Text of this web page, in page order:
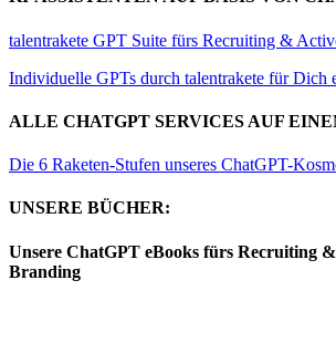
talentrakete GPT Suite fürs Recruiting &
Individuelle GPTs durch talentrakete für Dich
ALLE CHATGPT SERVICES AUF
Die 6 Raketen-Stufen unseres ChatGPT-
UNSERE BÜCHER:
Unsere ChatGPT eBooks fürs Recruiting
Branding